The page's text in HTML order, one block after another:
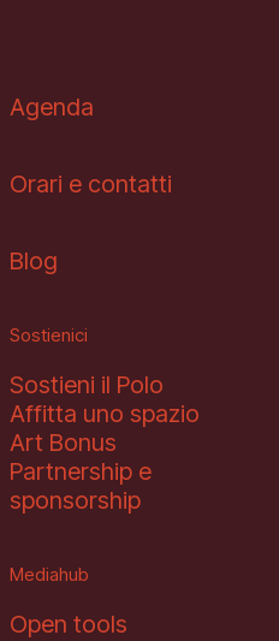
Agenda
Orari e contatti
Blog
Sostienici
Sostieni il Polo
Affitta uno spazio
Art Bonus
Partnership e
sponsorship
Mediahub
Open tools